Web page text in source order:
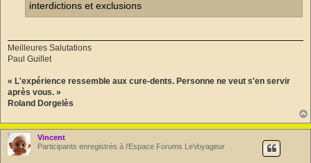
interdictions et exclusions
Meilleures Salutations
Paul Guillet
« L'expérience ressemble aux cure-dents. Personne ne veut s'en servir
après vous. »
Roland Dorgelès
Vincent
Participants enregistrés à l'Espace Forums LeVoyageur